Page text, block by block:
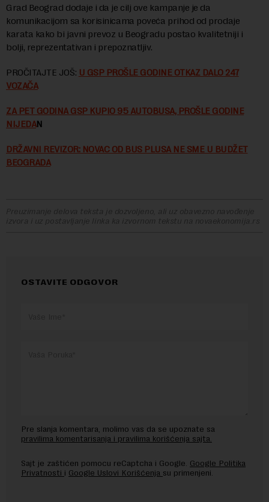
Grad Beograd dodaje i da je cilj ove kampanje je da
komunikacijom sa korisinicama poveća prihod od prodaje
karata kako bi javni prevoz u Beogradu postao kvalitetniji i
bolji, reprezentativan i prepoznatljiv.
PROČITAJTE JOŠ: U GSP PROŠLE GODINE OTKAZ DALO 247
VOZAČA
ZA PET GODINA GSP KUPIO 95 AUTOBUSA, PROŠLE GODINE
NIJEDAN
DRŽAVNI REVIZOR: NOVAC OD BUS PLUSA NE SME U BUDŽET
BEOGRADA
Preuzimanje delova teksta je dozvoljeno, ali uz obavezno navođenje
izvora i uz postavljanje linka ka izvornom tekstu na novaekonomija.rs
OSTAVITE ODGOVOR
Pre slanja komentara, molimo vas da se upoznate sa
pravilima komentarisanja i pravilima korišćenja sajta.
Sajt je zaštićen pomocu reCaptcha i Google. Google Politika
Privatnosti i Google Uslovi Korišćenja su primenjeni.